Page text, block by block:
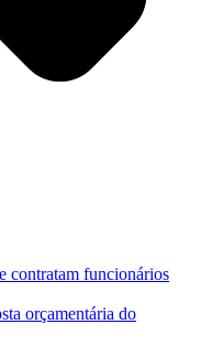
contratam funcionários
orçamentária do